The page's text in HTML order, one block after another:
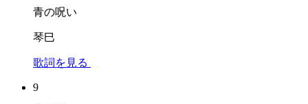
青の呪い
琴巳
歌詞を見る
9